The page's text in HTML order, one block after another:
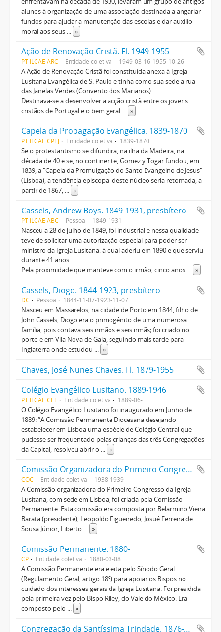
alunos à organização de uma associação destinada a angariar
fundos para ajudar a manutenção das escolas e dar auxílio
moral aos seus ... »
Ação de Renovação Cristã. Fl. 1949-1955
PT ILCAE ARC Entidade coletiva 1949-03-16-1955-10-26
A Ação de Renovação Cristã foi constituída anexa à Igreja
Lusitana Evangélica de S. Paulo e tinha como sua sede a rua
das Janelas Verdes (Convento dos Marianos).
Destinava-se a desenvolver a acção cristã entre os jovens
cristãos de Portugal e o bem geral ... »
Capela da Propagação Evangélica. 1839-1870
PT ILCAE CPEJ Entidade coletiva 1839-1870
Se o protestantismo se difundira, na ilha da Madeira, na
década de 40 e se, no continente, Gomez y Togar fundou, em
1839, a "Capela da Promulgação do Santo Evangelho de Jesus"
(Lisboa), a tendência episcopal deste núcleo seria retomada, a
partir de 1867, ... »
Cassels, Andrew Boys. 1849-1931, presbítero
PT ILCAE ABC Pessoa 1849-1931
Nasceu a 28 de julho de 1849, foi industrial e nessa qualidade
teve de solicitar uma autorização especial para poder ser
ministro da Igreja Lusitana, à qual aderiu em 1890 e que serviu
durante 41 anos.
Pela proximidade que manteve com o irmão, cinco anos ... »
Cassels, Diogo. 1844-1923, presbítero
DC Pessoa 1844-11-07-1923-11-07
Nasceu em Massarelos, na cidade de Porto em 1844, filho de
John Cassels, Diogo era o primogénito de uma numerosa
família, pois contava seis irmãos e seis irmãs; foi criado no
porto e em Vila Nova de Gaia, seguindo mais tarde para
Inglaterra onde estudou ... »
Chaves, José Nunes Chaves. Fl. 1879-1955
Colégio Evangélico Lusitano. 1889-1946
PT ILCAE CEL Entidade coletiva 1889-06-
O Colégio Evangélico Lusitano foi inaugurado em Junho de
1889: “A Comissão Permanente Diocesana desejando
estabelecer em Lisboa uma espécie de Colégio Central que
pudesse ser frequentado pelas crianças das três Congregações
da Capital, resolveu abrir o ... »
Comissão Organizadora do Primeiro Congresso da Igreja Lusitana. 1938-1939
COC Entidade coletiva 1938-1939
A Comissão organizadora do Primeiro Congresso da Igreja
Lusitana, com sede em Lisboa, foi criada pela Comissão
Permanente. Esta comissão era composta por Belarmino Vieira
Barata (presidente), Leopoldo Figueiredo, Josué Ferreira de
Sousa Júnior, Liberto ... »
Comissão Permanente. 1880-
CP Entidade coletiva 1880-03-08
A Comissão Permanente era eleita pelo Sínodo Geral
(Regulamento Geral, artigo 18º) para apoiar os Bispos no
cuidado dos interesses gerais da Igreja Lusitana. Foi presidida
pela primeira vez pelo Bispo Riley, do Vale do México. Era
composto pelo ... »
Congregação da Santíssima Trindade. 1876-1920